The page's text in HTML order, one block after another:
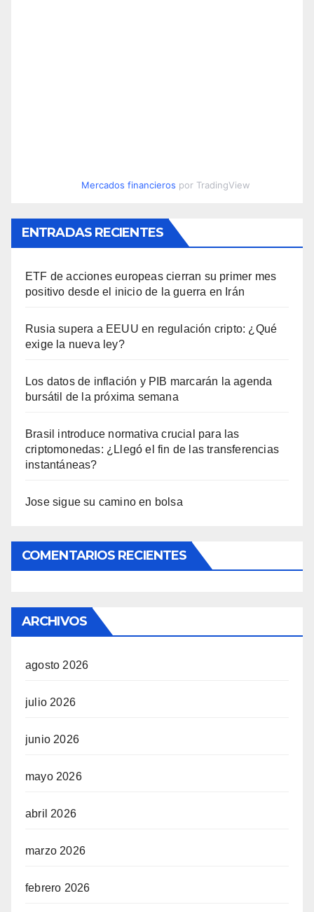
Mercados financieros por TradingView
ENTRADAS RECIENTES
ETF de acciones europeas cierran su primer mes
positivo desde el inicio de la guerra en Irán
Rusia supera a EEUU en regulación cripto: ¿Qué
exige la nueva ley?
Los datos de inflación y PIB marcarán la agenda
bursátil de la próxima semana
Brasil introduce normativa crucial para las
criptomonedas: ¿Llegó el fin de las transferencias
instantáneas?
Jose sigue su camino en bolsa
COMENTARIOS RECIENTES
ARCHIVOS
agosto 2026
julio 2026
junio 2026
mayo 2026
abril 2026
marzo 2026
febrero 2026